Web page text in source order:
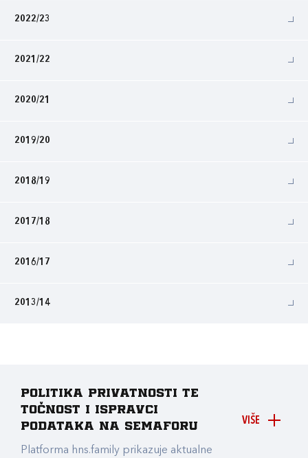
2022/23
2021/22
2020/21
2019/20
2018/19
2017/18
2016/17
2013/14
VIŠE
Politika privatnosti te
točnost i ispravci
podataka na Semaforu
Platforma hns.family prikazuje aktualne